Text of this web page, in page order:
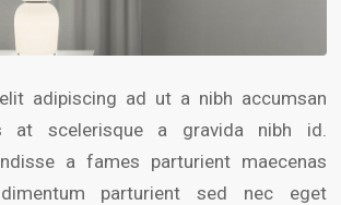
adipiscing ad ut a nibh accumsan
at scelerisque a gravida nibh id.
a fames parturient maecenas
parturient sed nec eget